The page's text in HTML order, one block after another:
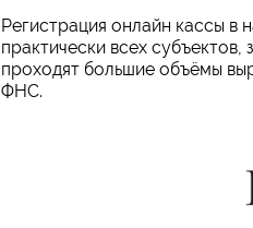
Регистрация онлайн кассы в
практически всех
проходят большие объёмы
ФНС.